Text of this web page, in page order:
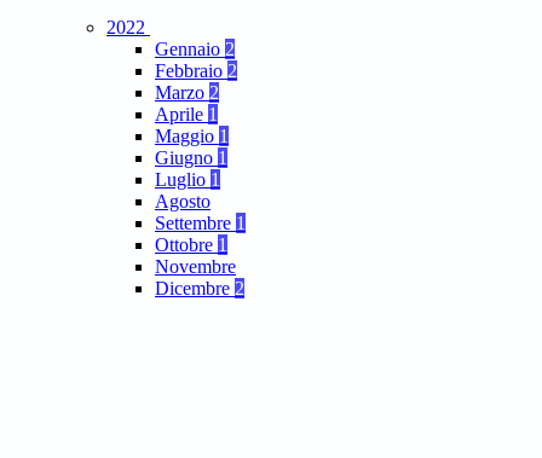
2022
Gennaio 2
Febbraio 2
Marzo 2
Aprile 1
Maggio 1
Giugno 1
Luglio 1
Agosto
Settembre 1
Ottobre 1
Novembre
Dicembre 2